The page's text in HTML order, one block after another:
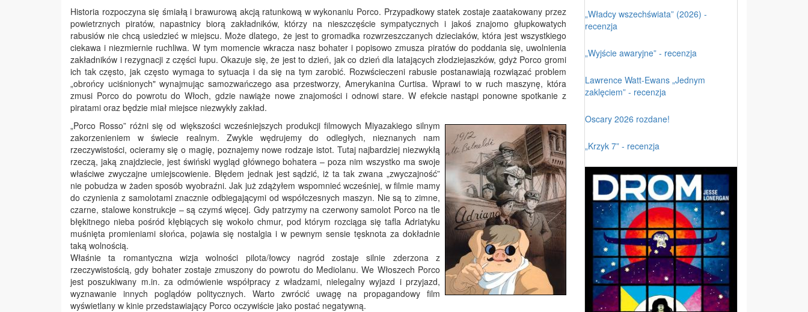
Historia rozpoczyna się śmiałą i brawurową akcją ratunkową w wykonaniu Porco. Przypadkowy statek zostaje zaatakowany przez
powietrznych piratów, napastnicy biorą zakładników, którzy na nieszczęście sympatycznych i jakoś znajomo głupkowatych
rabusiów nie chcą usiedzieć w miejscu. Może dlatego, że jest to gromadka rozwrzeszczanych dzieciaków, która jest wszystkiego
ciekawa i niezmiernie ruchliwa. W tym momencie wkracza nasz bohater i popisowo zmusza piratów do poddania się, uwolnienia
zakładników i rezygnacji z części łupu. Okazuje się, że jest to dzień, jak co dzień dla latających złodziejaszków, gdyż Porco gromi
ich tak często, jak często wymaga to sytuacja i da się na tym zarobić. Rozwścieczeni rabusie postanawiają rozwiązać problem
„obrońcy uciśnionych" wynajmując samozwańczego asa przestworzy, Amerykanina Curtisa. Wprawi to w ruch maszynę, która
zmusi Porco do powrotu do Włoch, gdzie nawiąże nowe znajomości i odnowi stare. W efekcie nastąpi ponowne spotkanie z
piratami oraz będzie miał miejsce niezwykły zakład.
„Porco Rosso” różni się od większości wcześniejszych produkcji filmowych Miyazakiego silnym
zakorzenieniem w świecie realnym. Zwykle wędrujemy do odległych, nieznanych nam
rzeczywistości, ocieramy się o magię, poznajemy nowe rodzaje istot. Tutaj najbardziej niezwykłą
rzeczą, jaką znajdziecie, jest świński wygląd głównego bohatera – poza nim wszystko ma swoje
właściwe zwyczajne umiejscowienie. Błędem jednak jest sądzić, iż ta tak zwana „zwyczajność”
nie pobudza w żaden sposób wyobraźni. Jak już zdążyłem wspomnieć wcześniej, w filmie mamy
do czynienia z samolotami znacznie odbiegającymi od współczesnych maszyn. Nie są to zimne,
czarne, stalowe konstrukcje – są czymś więcej. Gdy patrzymy na czerwony samolot Porco na tle
błękitnego nieba pośród kłębiących się wokoło chmur, pod którym rozciąga się tafla Adriatyku
muśnięta promieniami słońca, pojawia się nostalgia i w pewnym sensie tęsknota za dokładnie
taką wolnością.
Właśnie ta romantyczna wizja wolności pilota/łowcy nagród zostaje silnie zderzona z
rzeczywistością, gdy bohater zostaje zmuszony do powrotu do Mediolanu. We Włoszech Porco
jest poszukiwany m.in. za odmówienie współpracy z władzami, nielegalny wyjazd i przyjazd,
wyznawanie innych poglądów politycznych. Warto zwrócić uwagę na propagandowy film
wyświetlany w kinie przedstawiający Porco oczywiście jako postać negatywną.
„Władcy wszechświata” (2026) -
recenzja
„Wyjście awaryjne” - recenzja
Lawrence Watt-Ewans „Jednym
zaklęciem” - recenzja
Oscary 2026 rozdane!
„Krzyk 7” - recenzja